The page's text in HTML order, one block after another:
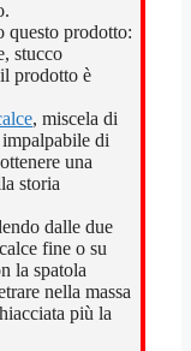
questo prodotto:
stucco
prodotto è
, miscela di
di
una
storia
dalle due
fine o su
la spatola
nella massa
più la